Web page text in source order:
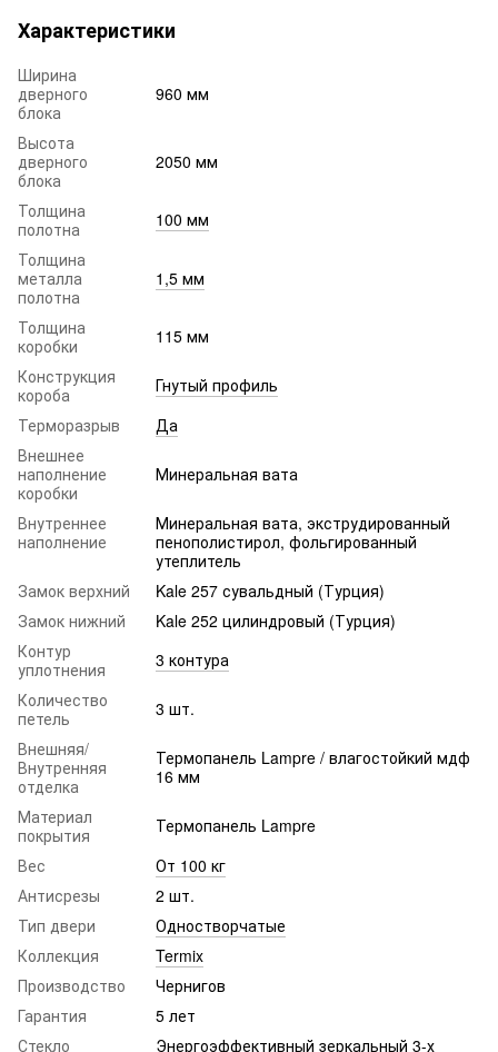
Характеристики
Ширина
дверного
блока
960 мм
Высота
дверного
блока
2050 мм
Толщина
полотна
100 мм
Толщина
металла
полотна
1,5 мм
Толщина
коробки
115 мм
Конструкция
короба
Гнутый профиль
Терморазрыв
Да
Внешнее
наполнение
коробки
Минеральная вата
Внутреннее
наполнение
Минеральная вата, экструдированный
пенополистирол, фольгированный
утеплитель
Замок верхний
Kale 257 сувальдный (Турция)
Замок нижний
Kale 252 цилиндровый (Турция)
Контур
уплотнения
3 контура
Количество
петель
3 шт.
Внешняя/
Внутренняя
отделка
Термопанель Lampre / влагостойкий мдф
16 мм
Материал
покрытия
Термопанель Lampre
Вес
От 100 кг
Антисрезы
2 шт.
Тип двери
Одностворчатые
Коллекция
Termix
Производство
Чернигов
Гарантия
5 лет
Стекло
Энергоэффективный зеркальный 3-х